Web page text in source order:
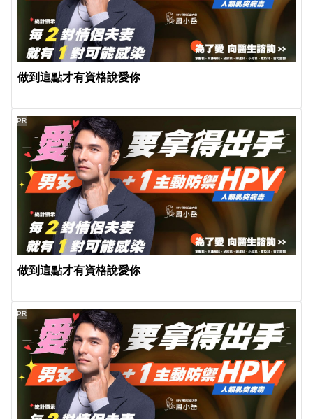
做到這點才有資格說愛你
做到這點才有資格說愛你
PR
PR